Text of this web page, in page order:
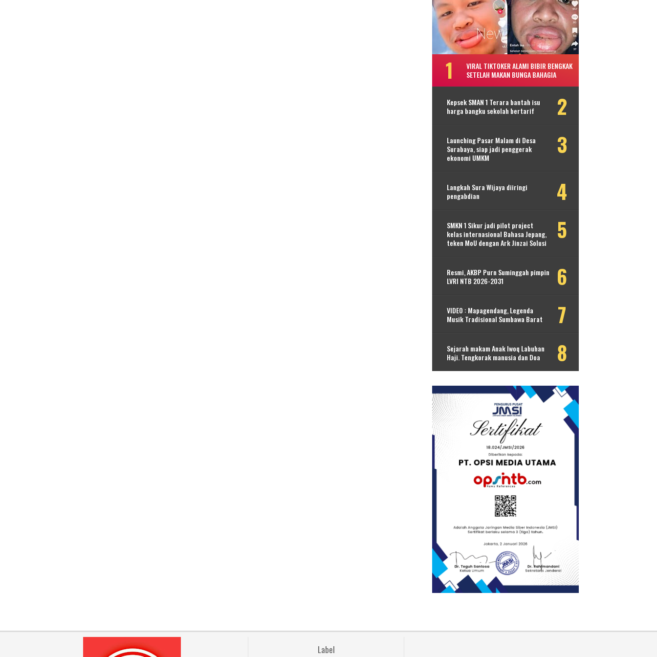
VIRAL TIKTOKER ALAMI BIBIR BENGKAK
SETELAH MAKAN BUNGA BAHAGIA
Kepsek SMAN 1 Terara bantah isu
harga bangku sekolah bertarif
Launching Pasar Malam di Desa
Surabaya, siap jadi penggerak
ekonomi UMKM
Langkah Sura Wijaya diiringi
pengabdian
SMKN 1 Sikur jadi pilot project
kelas internasional Bahasa Jepang,
teken MoU dengan Ark Jinzai Solusi
Resmi, AKBP Purn Suminggah pimpin
LVRI NTB 2026-2031
VIDEO : Mapagendang, Legenda
Musik Tradisional Sumbawa Barat
Sejarah makam Anak Iwoq Labuhan
Haji. Tengkorak manusia dan Doa
Label